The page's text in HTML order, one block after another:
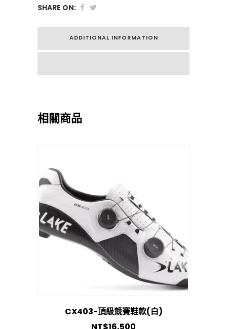
SHARE ON:
ADDITIONAL INFORMATION
相關商品
CX403-頂級競賽鞋款(白)
NT$16,500